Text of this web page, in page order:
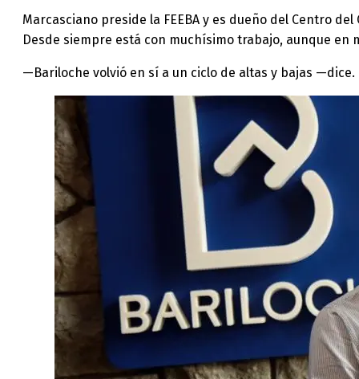
Marcasciano preside la FEEBA y es dueño del Centro
Desde siempre está con muchísimo trabajo, aunque en
—Bariloche volvió en sí a un ciclo de altas y bajas —dice.